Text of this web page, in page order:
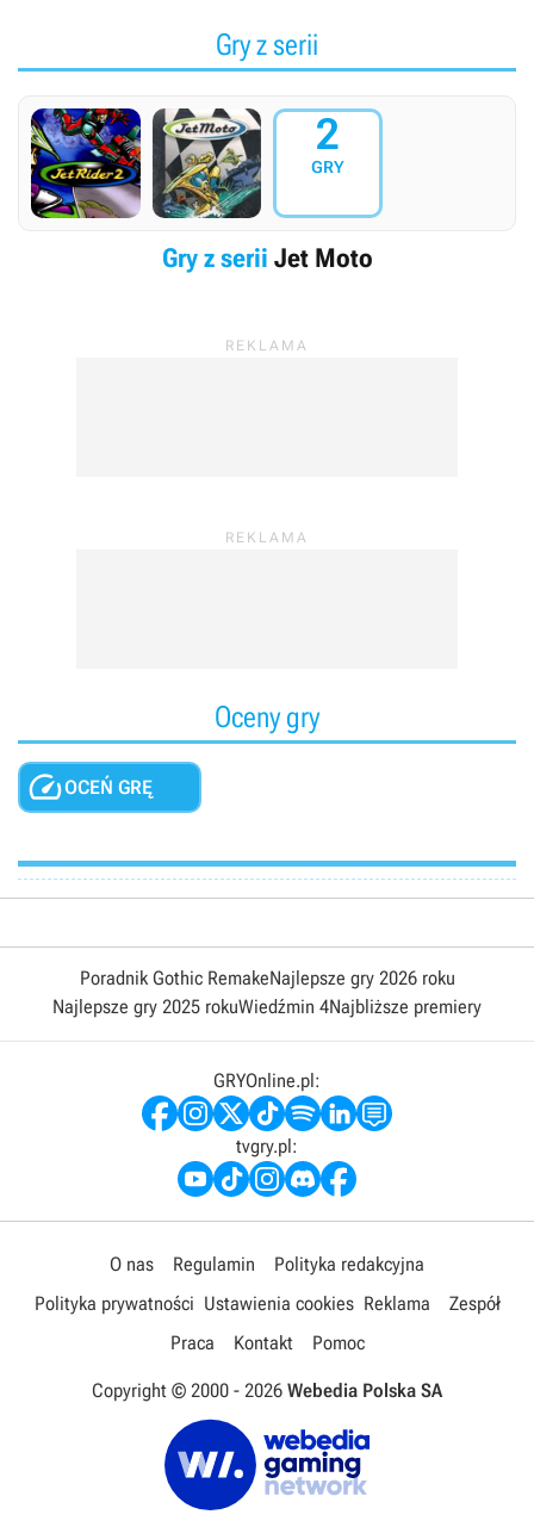
Gry z serii
2
GRY
Gry z serii Jet Moto
Oceny gry
OCEŃ GRĘ
Poradnik Gothic RemakeNajlepsze gry 2026 roku
Najlepsze gry 2025 rokuWiedźmin 4Najbliższe premiery
GRYOnline.pl:
tvgry.pl:
O nas Regulamin
Polityka redakcyjna
Polityka prywatności Ustawienia cookies Reklama
Zespół
Praca
Kontakt Pomoc
Copyright © 2000 - 2026 Webedia Polska SA